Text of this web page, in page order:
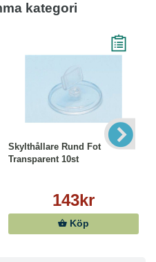
kategori
Skylthållare Rund Fot
Transparent 10st
143kr
Köp